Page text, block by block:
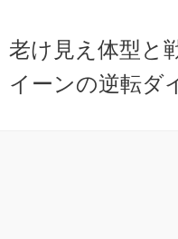
老け見え体型と
イーンの逆転ダ